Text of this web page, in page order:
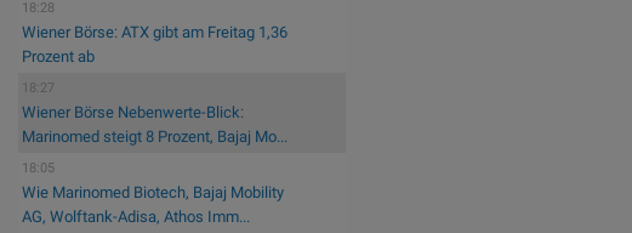
18:28
Wiener Börse: ATX gibt am Freitag 1,36
Prozent ab
18:27
Wiener Börse Nebenwerte-Blick:
Marinomed steigt 8 Prozent, Bajaj Mo...
18:05
Wie Marinomed Biotech, Bajaj Mobility
AG, Wolftank-Adisa, Athos Imm...